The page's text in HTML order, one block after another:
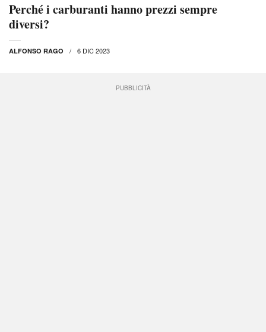
Perché i carburanti hanno prezzi sempre
diversi?
ALFONSO RAGO 6 DIC 2023
PUBBLICITÀ